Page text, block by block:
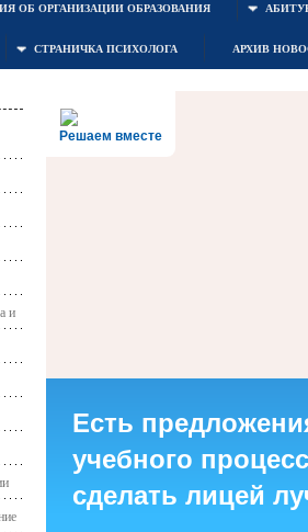
ОБ ОРГАНИЗАЦИИ ОБРАЗОВАНИЯ
СТРАНИЧКА ПСИХОЛОГА АРХИВ
и
Решаем вместе
Есть
учебного
сделать лицей